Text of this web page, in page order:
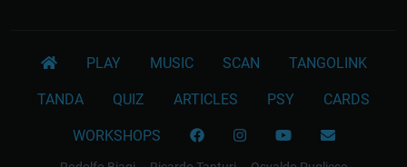
PLAY MUSIC SCAN TANGOLINK
TANDA QUIZ ARTICLES PSY CARDS
WORKSHOPS